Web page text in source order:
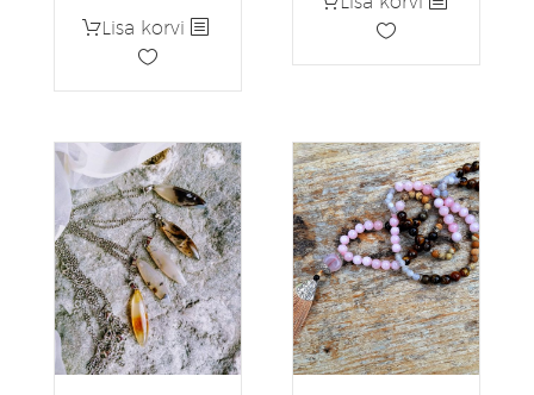
oli:
5,55 €.
on:
Lisa korvi